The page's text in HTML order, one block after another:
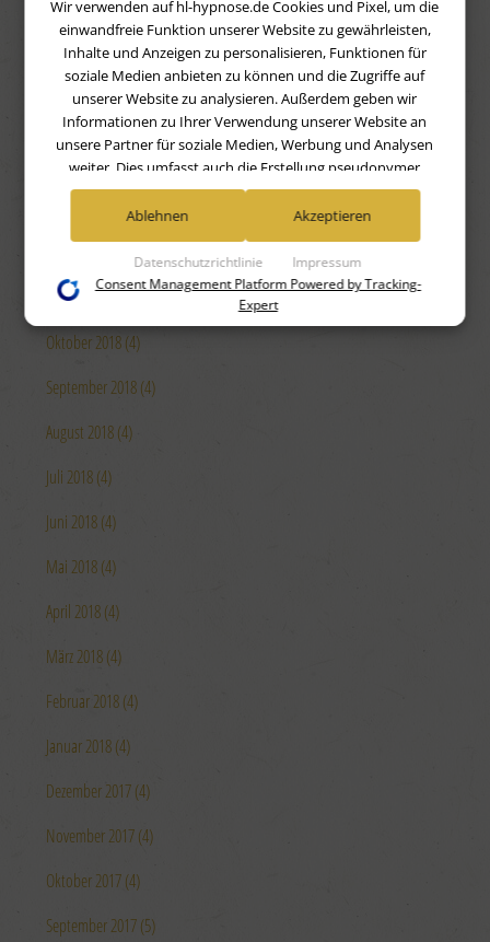
Mai 2019 (4)
April 2019 (4)
März 2019 (4)
Februar 2019 (4)
Januar 2019 (4)
Dezember 2018 (4)
November 2018 (4)
Oktober 2018 (4)
September 2018 (4)
August 2018 (4)
Juli 2018 (4)
Juni 2018 (4)
Mai 2018 (4)
April 2018 (4)
März 2018 (4)
Februar 2018 (4)
Januar 2018 (4)
Dezember 2017 (4)
November 2017 (4)
Oktober 2017 (4)
September 2017 (5)
Wir verwenden auf hl-hypnose.de Cookies und Pixel, um die
einwandfreie Funktion unserer Website zu gewährleisten,
Inhalte und Anzeigen zu personalisieren, Funktionen für
soziale Medien anbieten zu können und die Zugriffe auf
unserer Website zu analysieren. Außerdem geben wir
Informationen zu Ihrer Verwendung unserer Website an
unsere Partner für soziale Medien, Werbung und Analysen
weiter. Dies umfasst auch die Erstellung pseudonymer
Nutzungsprofile. Unsere Partner (Google Advertising
Products) führen diese Informationen möglicherweise mit
weiteren Daten zusammen, die Sie ihnen bereitgestellt haben
(bspw. anhand eines persönlichen Accounts) oder welche sie
im Rahmen Ihrer Nutzung der Dienste gesammelt haben
(bspw. Nutzungsdaten anderer Geräte). Ihre Einwilligung zur
Nutzung von Cookies und Pixeln können Sie jederzeit
widerrufen, indem Sie auf den Datenschutz-Button links
Zwecke der Datenverarbeitung durch unsere Partner:
Speichern von oder Zugriff auf Informationen auf einem
Endgerät
Werbeanzeigen
Verwendung von Profilen zur Auswahl personalisierter
Werbung
Verwendung von Profilen zur Auswahl personalisierter Inhalte
Messung der Performance von Inhalten
Analyse von Zielgruppen durch Statistiken oder Kombinationen
Entwicklung und Verbesserung der Angebote
Verwendung genauer Standortdaten
Endgeräteeigenschaften zur Identifikation aktiv abfragen
Datenschutzrichtlinie Impressum
Ablehnen Akzeptieren
Consent Management Platform Powered by Tracking-
Expert